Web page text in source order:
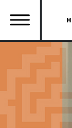
atla
gezinti
menüsü